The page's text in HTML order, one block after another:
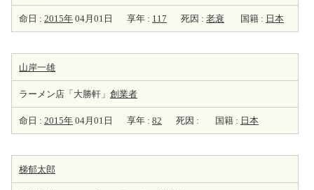
命日 : 2015年 04月01日 享年 : 117 死因 : 老衰 国籍 : 日本
山岸一雄
ラーメン店「大勝軒」 創業者
命日 : 2015年 04月01日 享年 : 82 死因 : 国籍 : 日本
梯郁太郎